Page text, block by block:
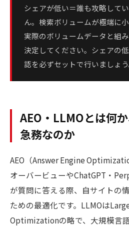
シェアが低い＝誰も攻略して
ん。検索ボリュームが極端に
実際のボリュームデータと組
決定してください。シェアの
認を必ずセットで行いましょう
AEO・LLMOとは何
急務なのか
AEO（Answer Engine
オーバービューやChatGPT・
が質問に答える際、自サイトの
ための最適化です。LLMOは
Optimizationの略で、大規模言